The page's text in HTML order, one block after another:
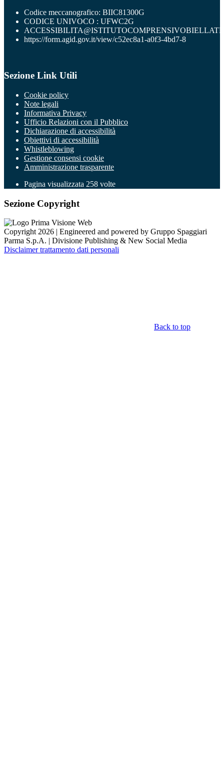
Codice meccanografico: BIIC81300G
CODICE UNIVOCO : UFWC2G
https://form.agid.gov.it/view/c52ec8a1-a0f3-4bd7-8
Sezione Link Utili
Cookie policy
Note legali
Informativa Privacy
Ufficio Relazioni con il Pubblico
Dichiarazione di accessibilità
Obiettivi di accessibilità
Whistleblowing
Gestione consensi cookie
Amministrazione trasparente
Pagina visualizzata 258 volte
Sezione Copyright
Copyright 2026 | Engineered and powered by Gruppo Spaggiari
Parma S.p.A. | Divisione Publishing & New Social Media
Disclaimer trattamento dati personali
Back to top